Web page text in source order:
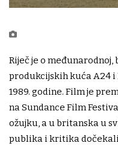
Riječ je o
produkcijskih kuća A24 i
1989. godine. Film je
na Sundance Film
ožujku, a u britanska u
publika i kritika